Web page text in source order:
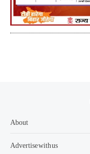
About
Advertise with us